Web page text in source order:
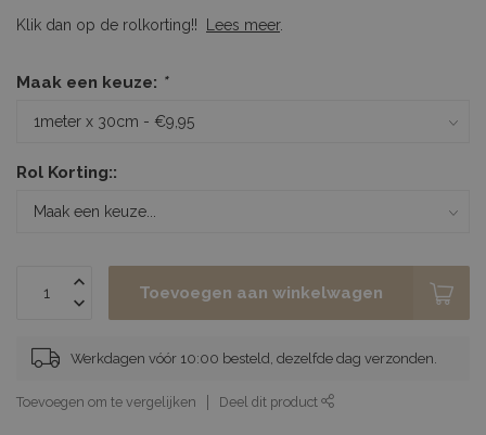
Klik dan op de rolkorting!! Lees meer.
Maak een keuze: *
Rol Korting::
Toevoegen aan winkelwagen
Werkdagen vóór 10:00 besteld, dezelfde dag verzonden.
Toevoegen om te vergelijken Deel dit product